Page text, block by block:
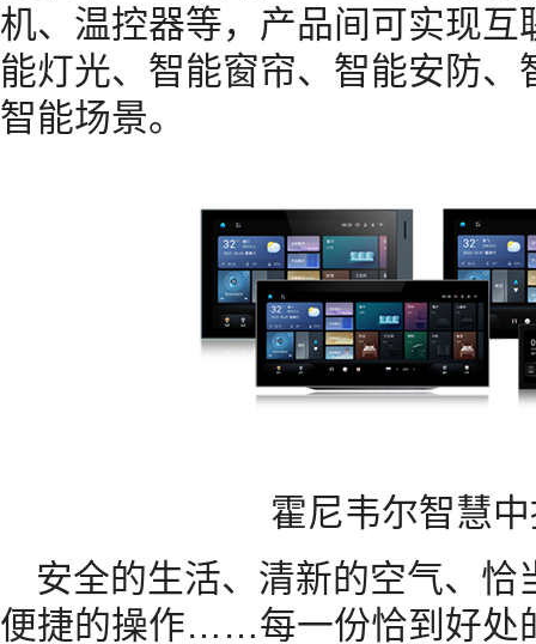
机、温控器等，产品间可实现
能灯光、智能窗帘、智能安防
智能场景。
霍尼韦尔智慧
安全的生活、清新的空气、
便捷的操作……每一份恰到好处